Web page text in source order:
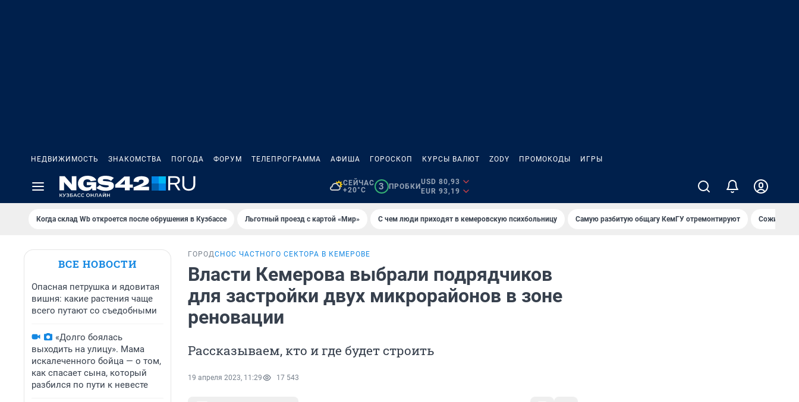
НЕДВИЖИМОСТЬ ЗНАКОМСТВА ПОГОДА ФОРУМ ТЕЛЕПРОГРАММА АФИША ГОРОСКОП КУРСЫ ВАЛЮТ ZODY ПРОМОКОДЫ ИГРЫ
СЕЙЧАС
+20°C
3 ПРОБКИ
USD 80,93
EUR 93,19
Когда склад Wb откроется после обрушения в Кузбассе Льготный проезд с картой «Мир» С чем люди приходят в кемеровскую психбольницу Самую разбитую общагу КемГУ отремонтируют
ВСЕ НОВОСТИ
Опасная петрушка и ядовитая
вишня: какие растения чаще
всего путают со съедобными
«Долго боялась
выходить на улицу». Мама
искалеченного бойца — о том,
как спасает сына, который
разбился по пути к невесте
ГОРОДСНОС ЧАСТНОГО СЕКТОРА В КЕМЕРОВЕ
Власти Кемерова выбрали подрядчиков
для застройки двух микрорайонов в зоне
реновации
Рассказываем, кто и где будет строить
19 апреля 2023, 11:29 17 543